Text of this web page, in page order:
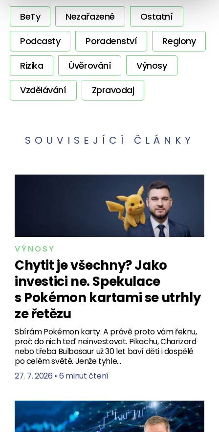
BeTy Nezařazené
Ostatní
Podcasty
Poradenství
Regiony
Rizika
Úvěrování
Výnosy
Vzdělávání
Zpravodaj
SOUVISEJÍCÍ ČLÁNKY
VÝNOSY
Chytit je všechny? Jako
investici ne. Spekulace
s Pokémon kartami se utrhly
ze řetězu
Sbírám Pokémon karty. A právě proto vám řeknu,
proč do nich teď neinvestovat. Pikachu, Charizard
nebo třeba Bulbasaur už 30 let baví děti i dospělé
po celém světě. Jenže tyhle…
27. 7. 2026 • 6 minut čtení